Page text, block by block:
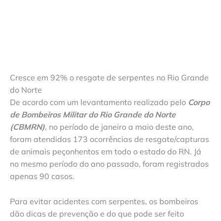
Cresce em 92% o resgate de serpentes no Rio Grande
do Norte
De acordo com um levantamento realizado pelo Corpo
de Bombeiros Militar do Rio Grande do Norte
(CBMRN), no período de janeiro a maio deste ano,
foram atendidas 173 ocorrências de resgate/capturas
de animais peçonhentos em todo o estado do RN. Já
no mesmo período do ano passado, foram registrados
apenas 90 casos.
Para evitar acidentes com serpentes, os bombeiros
dão dicas de prevenção e do que pode ser feito